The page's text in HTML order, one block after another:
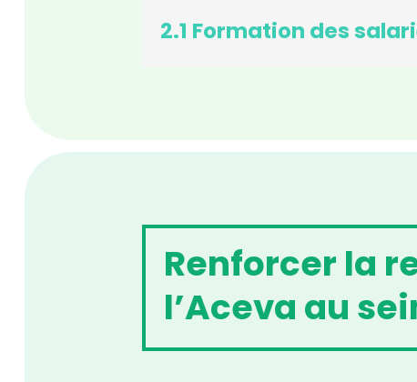
2.1 Formation des
Renforcer la
l’Aceva au